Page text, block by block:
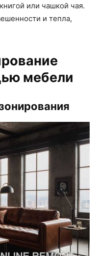
или чашкой чая.
и тепла,
мебели